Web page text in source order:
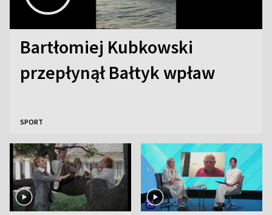
Bartłomiej Kubkowski
przepłynął Bałtyk wpław
SPORT